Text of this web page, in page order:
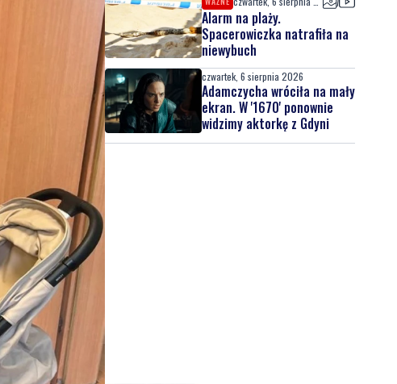
Alarm na plaży.
Spacerowiczka natrafiła na
niewybuch
czwartek, 6 sierpnia 2026
Adamczycha wróciła na mały
ekran. W '1670' ponownie
widzimy aktorkę z Gdyni